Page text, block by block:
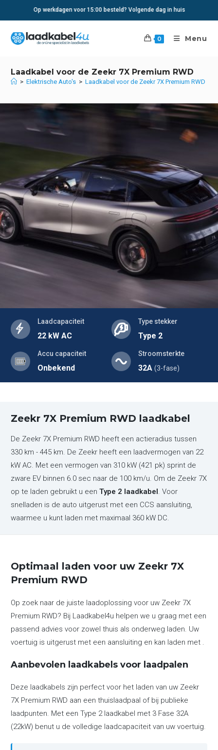
Op werkdagen voor 15:00 besteld? Volgende dag in huis
0 Menu
Laadkabel voor de Zeekr 7X Premium RWD
> Elektrische Auto's > Laadkabel voor de Zeekr 7X Premium RWD
Laadcapaciteit
22 kW AC
Type stekker
Type 2
Accu capaciteit
Onbekend
Stroomsterkte
32A (3-fase)
Zeekr 7X Premium RWD laadkabel
De Zeekr 7X Premium RWD heeft een actieradius tussen
330 km - 445 km. De Zeekr heeft een laadvermogen van 22
kW AC. Met een vermogen van 310 kW (421 pk) sprint de
zware EV binnen 6.0 sec naar de 100 km/u. Om de Zeekr 7X
op te laden gebruikt u eenType 2 laadkabel. Voor
snelladen is de auto uitgerust met een CCS aansluiting,
waarmee u kunt laden met maximaal 360 kW DC.
Optimaal laden voor uw Zeekr 7X
Premium RWD
Op zoek naar de juiste laadoplossing voor uw Zeekr 7X
Premium RWD? Bij Laadkabel4u helpen we u graag met een
passend advies voor zowel thuis als onderweg laden. Uw
voertuig is uitgerust met een aansluiting en kan laden met .
Aanbevolen laadkabels voor laadpalen
Deze laadkabels zijn perfect voor het laden van uw Zeekr
7X Premium RWD aan een thuislaadpaal of bij publieke
laadpunten. Met een Type 2 laadkabel met 3 Fase 32A
(22kW) benut u de volledige laadcapaciteit van uw voertuig.